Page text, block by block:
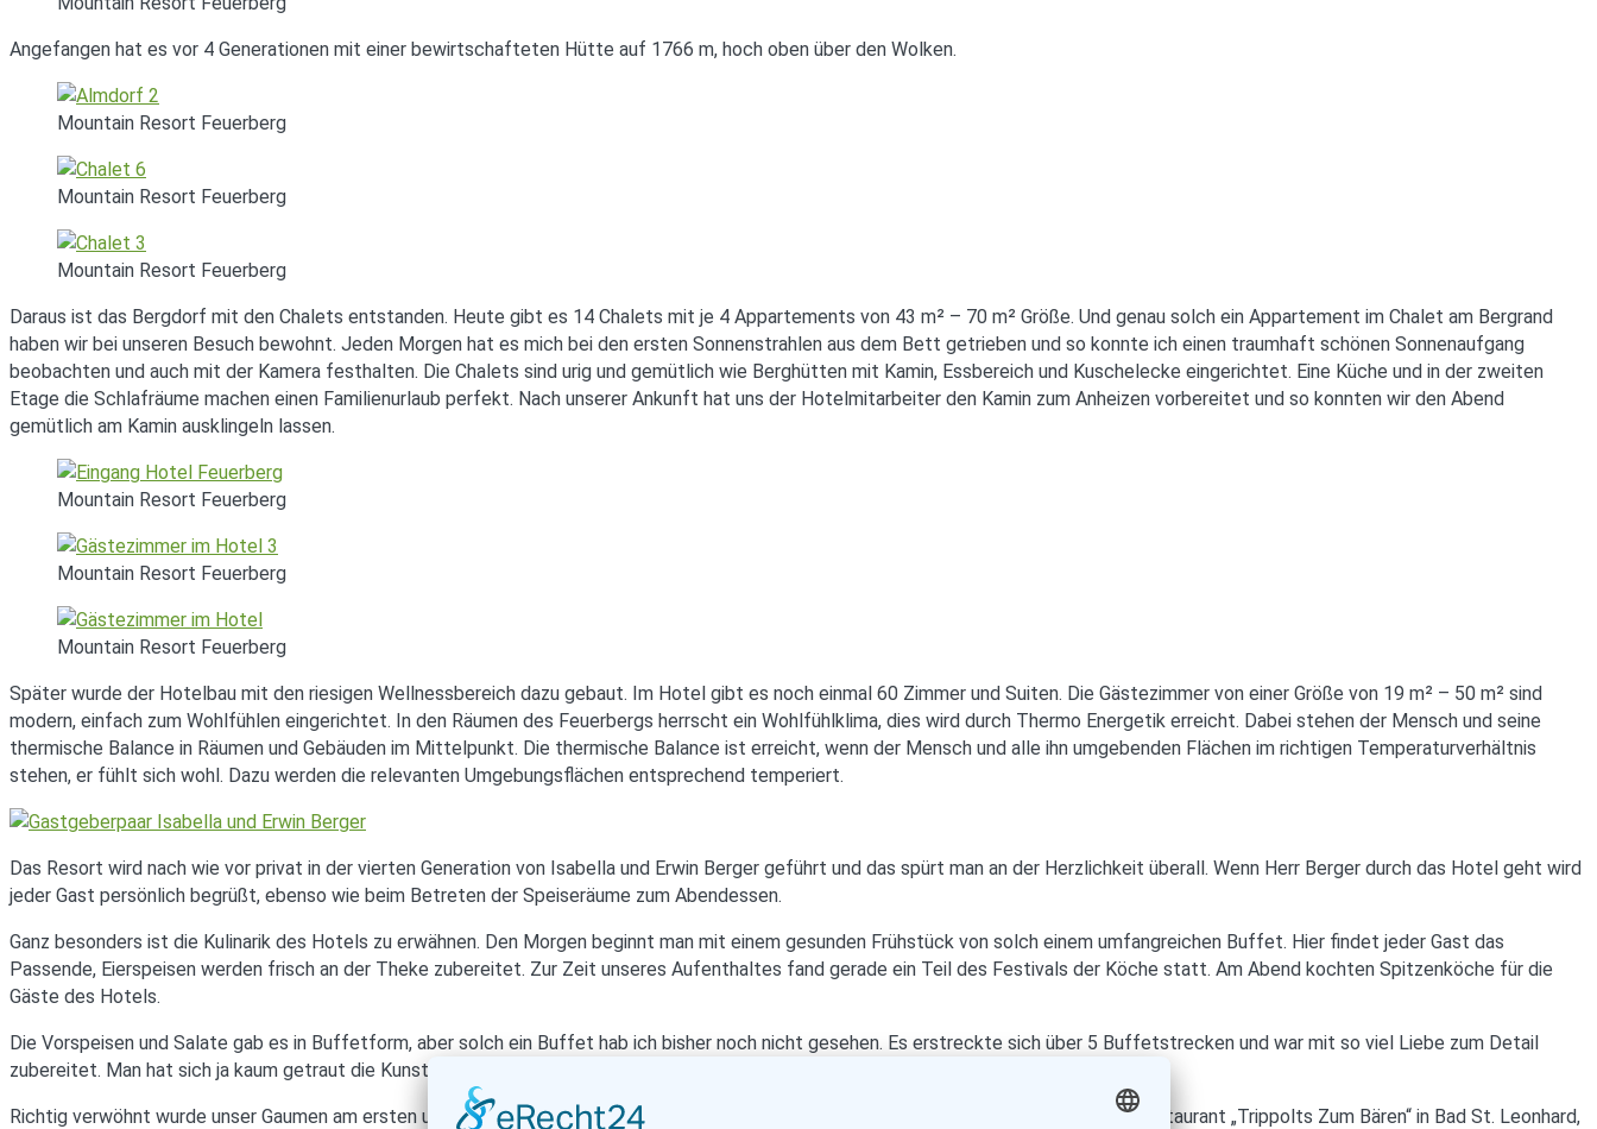
Angefangen hat es vor 4 Generationen mit einer bewirtschafteten Hütte auf 1766 m, hoch oben über den Wolken.
Mountain Resort Feuerberg
Mountain Resort Feuerberg
Mountain Resort Feuerberg
Daraus ist das Bergdorf mit den Chalets entstanden. Heute gibt es 14 Chalets mit je 4 Appartements von 43 m² – 70 m² Größe. Und genau solch ein Appartement im Chalet am Bergrand
haben wir bei unseren Besuch bewohnt. Jeden Morgen hat es mich bei den ersten Sonnenstrahlen aus dem Bett getrieben und so konnte ich einen traumhaft schönen Sonnenaufgang
beobachten und auch mit der Kamera festhalten. Die Chalets sind urig und gemütlich wie Berghütten mit Kamin, Essbereich und Kuschelecke eingerichtet. Eine Küche und in der zweiten
Etage die Schlafräume machen einen Familienurlaub perfekt. Nach unserer Ankunft hat uns der Hotelmitarbeiter den Kamin zum Anheizen vorbereitet und so konnten wir den Abend
gemütlich am Kamin ausklingeln lassen.
Mountain Resort Feuerberg
Mountain Resort Feuerberg
Mountain Resort Feuerberg
Später wurde der Hotelbau mit den riesigen Wellnessbereich dazu gebaut. Im Hotel gibt es noch einmal 60 Zimmer und Suiten. Die Gästezimmer von einer Größe von 19 m² – 50 m² sind
modern, einfach zum Wohlfühlen eingerichtet. In den Räumen des Feuerbergs herrscht ein Wohlfühlklima, dies wird durch Thermo Energetik erreicht. Dabei stehen der Mensch und seine
thermische Balance in Räumen und Gebäuden im Mittelpunkt. Die thermische Balance ist erreicht, wenn der Mensch und alle ihn umgebenden Flächen im richtigen Temperaturverhältnis
stehen, er fühlt sich wohl. Dazu werden die relevanten Umgebungsflächen entsprechend temperiert.
Das Resort wird nach wie vor privat in der vierten Generation von Isabella und Erwin Berger geführt und das spürt man an der Herzlichkeit überall. Wenn Herr Berger durch das Hotel geht wird
jeder Gast persönlich begrüßt, ebenso wie beim Betreten der Speiseräume zum Abendessen.
Ganz besonders ist die Kulinarik des Hotels zu erwähnen. Den Morgen beginnt man mit einem gesunden Frühstück von solch einem umfangreichen Buffet. Hier findet jeder Gast das
Passende, Eierspeisen werden frisch an der Theke zubereitet. Zur Zeit unseres Aufenthaltes fand gerade ein Teil des Festivals der Köche statt. Am Abend kochten Spitzenköche für die
Gäste des Hotels.
Die Vorspeisen und Salate gab es in Buffetform, aber solch ein Buffet hab ich bisher noch nicht gesehen. Es erstreckte sich über 5 Buffetstrecken und war mit so viel Liebe zum Detail
zubereitet. Man hat sich ja kaum getraut die Kunstwerke zu zerstören und die Speisen waren einfach köstlich.
Richtig verwöhnt wurde unser Gaumen am ersten und zweiten Abend von den Gerichten der Sterneköche Joseph & Seppi Trippolt vom Restaurant „Trippolts Zum Bären“ in Bad St. Leonhard,